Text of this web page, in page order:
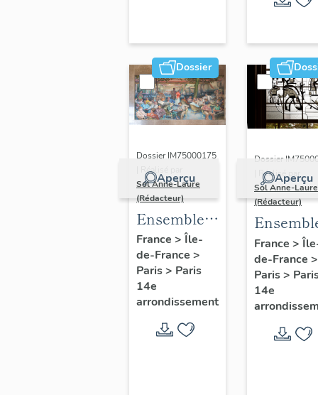
Dossier
Aperçu
Dossier IM75000175
| Réalisé par
Sol Anne-Laure
(Rédacteur)
Ensemble
de 4
peintures :
scènes
parisiennes
et rurales
France > Île-
de-France >
Paris> Paris
14e
arrondissement
Aperçu
Dossier
| Réalisé par
Sol Anne-Laure
(Rédacteur)
de 5
la salle
fêtes.
France >
de-France >
Paris>
14e